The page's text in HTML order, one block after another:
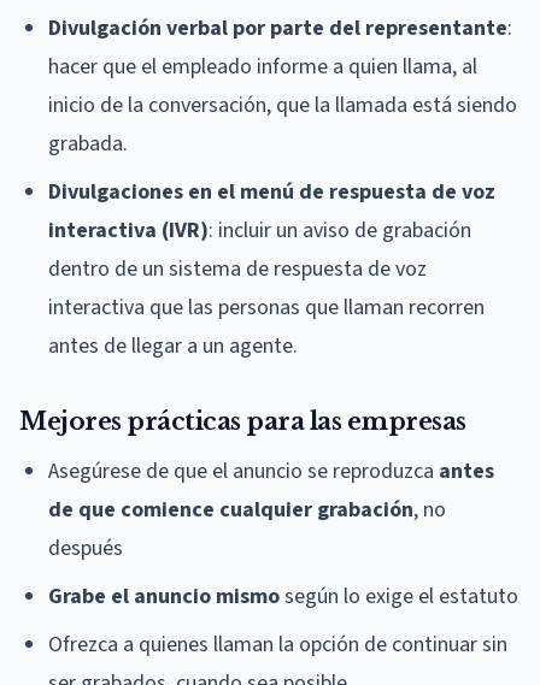
Divulgación verbal por parte del representante:
hacer que el empleado informe a quien llama, al
inicio de la conversación, que la llamada está siendo
grabada.
Divulgaciones en el menú de respuesta de voz
interactiva (IVR): incluir un aviso de grabación
dentro de un sistema de respuesta de voz
interactiva que las personas que llaman recorren
antes de llegar a un agente.
Mejores prácticas para las empresas
Asegúrese de que el anuncio se reproduzca antes
de que comience cualquier grabación, no
después
Grabe el anuncio mismosegún lo exige el estatuto
Ofrezca a quienes llaman la opción de continuar sin